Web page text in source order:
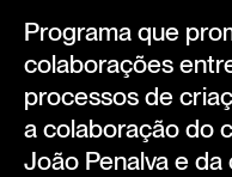
Programa que
colaborações
processos de
a colaboração do
João Penalva e